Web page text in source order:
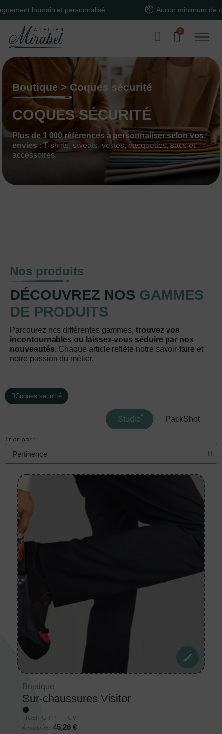
humain et personnalisé Aucun minimum de
Boutique > Coques sécurité
COQUES SÉCURITÉ
Plus de 1 000 références à personnaliser selon vos
envies : T-shirts, sweats, vestes, casquettes, sacs et
accessoires.
Nos produits
DÉCOUVREZ NOS GAMMES
DE PRODUITS
Parcourez nos différentes gammes, trouvez vos
incontournables ou laissez-vous séduire par nos
nouveautés. Chaque article reflète notre savoir-faire et
notre passion du métier.
Coques sécurité
Studio PackShot
Trier par :
Boutique
Sur-chaussures Visitor
TIGER GRIP — TGVI
À partir de
45,26 €